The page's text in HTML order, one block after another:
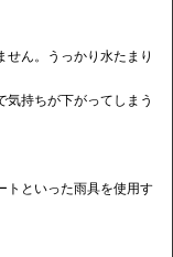
せん。うっかり水たまり
持ちが下がってしまう
トといった雨具を使用す